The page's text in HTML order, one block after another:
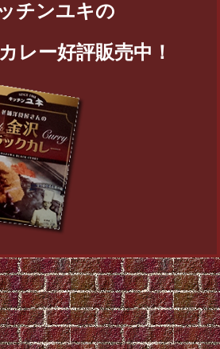
チンユキの
レー好評販売中！